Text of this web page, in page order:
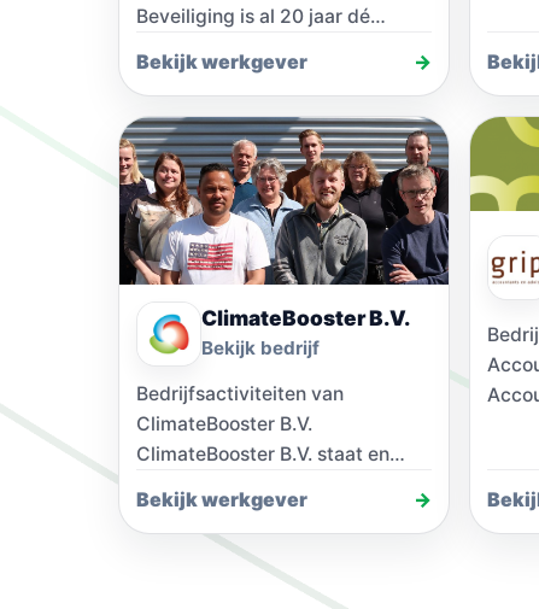
Beveiliging is al 20 jaar dé
Vanuit Duiven (Gelderland)
Bekijk werkgever →
ClimateBooster B.V.
Bekijk bedrijf
Bedrijfsactiviteiten van
ClimateBooster B.V.
ClimateBooster B.V. staat en
in het verduurzamen van het
binnenklimaat van woningen…
Bekijk werkgever →